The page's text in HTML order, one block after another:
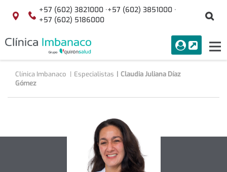
Saltar al contenido
Localización
+57 (602) 3821000 ·+57 (602) 3851000 ·
+57 (602) 5186000
menuAcceso
Buscar
Clínica Imbanaco Especialistas
Claudia Juliana Díaz
Gómez